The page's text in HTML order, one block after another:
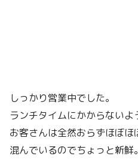
しっかり営業中でした。
ランチタイムにかからない
お客さんは全然おらずほぼ
混んでいるのでちょっと新鮮。